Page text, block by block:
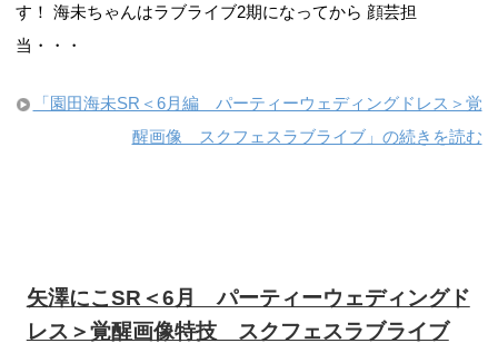
す！ 海未ちゃんはラブライブ2期になってから 顔芸担
当・・・
「園田海未SR＜6月編 パーティーウェディングドレス＞覚
醒画像 スクフェスラブライブ」の続きを読む
矢澤にこSR＜6月 パーティーウェディングド
レス＞覚醒画像特技 スクフェスラブライブ